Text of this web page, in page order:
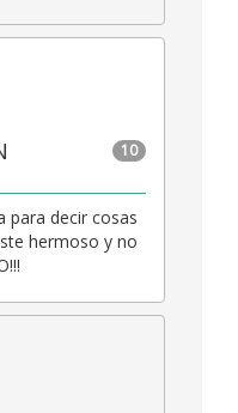
10
para decir cosas
hermoso y no